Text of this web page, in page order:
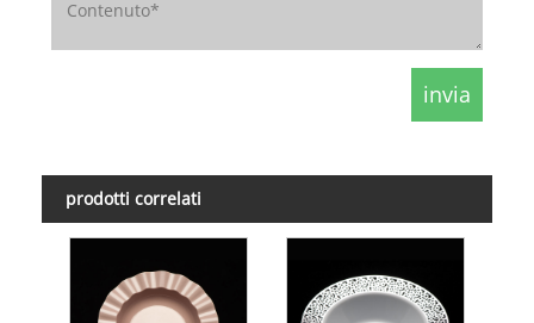
prodotti correlati